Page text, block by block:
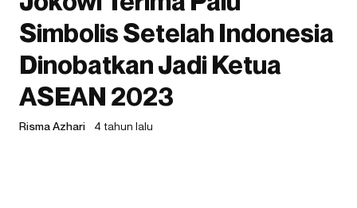
Simbolis Setelah Indonesia
Dinobatkan Jadi Ketua
ASEAN 2023
Risma Azhari 4 tahun lalu